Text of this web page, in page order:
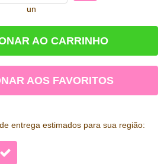
un
AO CARRINHO
AOS FAVORITOS
entrega estimados para sua região: